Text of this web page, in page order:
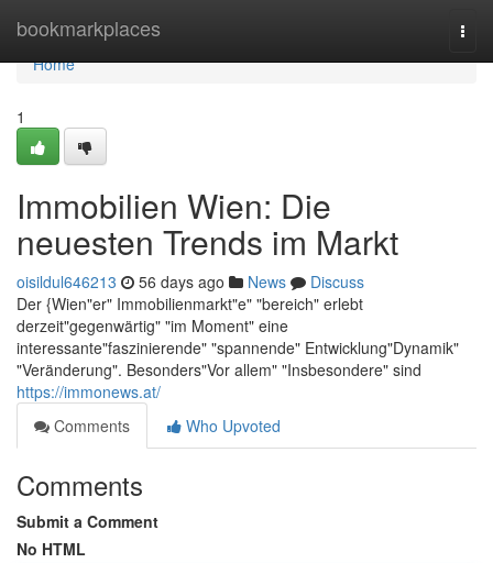
bookmarkplaces
Home
Home
1
Immobilien Wien: Die
neuesten Trends im Markt
oisildul646213 56 days ago News
Discuss
Der {Wien"er" Immobilienmarkt"e" "bereich" erlebt
derzeit"gegenwärtig" "im Moment" eine
interessante"faszinierende" "spannende" Entwicklung"Dynamik"
"Veränderung". Besonders"Vor allem" "Insbesondere" sind
https://immonews.at/
Comments
Who Upvoted
Comments
Submit a Comment
No HTML